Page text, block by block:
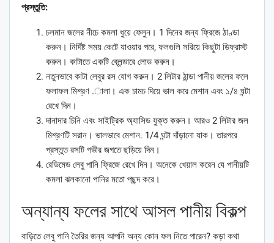
প্রস্তুতি:
চলমান জলের নীচে কমলা ধুয়ে ফেলুন। 1 দিনের জন্য ফ্রিজে ঠাণ্ডা
করুন। নির্দিষ্ট সময় কেটে যাওয়ার পরে, ফলগুলি সরিয়ে কিছুটা ডিফ্রাস্ট
করুন। কাটাতে একটি ব্লেন্ডারে লোড করুন।
নতুনভাবে কাটা লেবুর রস যোগ করুন। 2 লিটার ঠান্ডা পানীয় জলের ফলে
ফলাফল মিশ্রণ .ালা। এক চামচ দিয়ে ভাল করে মেশান এবং ১/৪ ঘন্টা
রেখে দিন।
দানাদার চিনি এবং সাইট্রিক অ্যাসিড যুক্ত করুন। আরও 2 লিটার জল
মিশ্রণটি সরান। ভালভাবে মেশান. 1/4 ঘন্টা দাঁড়ানো যাক। তারপরে
প্রস্তুত রসটি গভীর জগতে ছড়িয়ে দিন।
রেডিমেড লেবু পানি ফ্রিজে রেখে দিন। অনেকে খেয়াল করেন যে পানীয়টি
কমলা ঝলকানো পানির মতো পছন্দ করে।
অন্যান্য ফলের সাথে আসল পানীয় বিকল্প
বাড়িতে লেবু পানি তৈরির জন্য আপনি অন্য কোন ফল নিতে পারেন? কড়া কথা